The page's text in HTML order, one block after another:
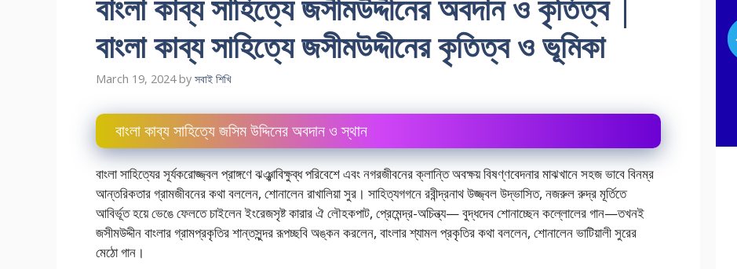
বাংলা কাব্য সাহিত্যে জসীমউদ্দীনের কৃতিত্ব ও ভূমিকা
March 19, 2024 by সবাই শিখি
বাংলা কাব্য সাহিত্যে জসিম উদ্দিনের অবদান ও স্থান
বাংলা সাহিত্যের সূর্যকরোজ্জ্বল প্রাঙ্গণে ঝঞ্ঝাবিক্ষুব্ধ পরিবেশে এবং নগরজীবনের ক্লান্তি অবক্ষয় বিষণ্ণবেদনার মাঝখানে সহজ ভাবে বিনম্র
আন্তরিকতার গ্রামজীবনের কথা বললেন, শোনালেন রাখালিয়া সুর। সাহিত্যগগনে রবীন্দ্রনাথ উজ্জ্বল উদ্ভাসিত, নজরুল রুদ্র মূর্তিতে
আবির্ভূত হয়ে ভেঙে ফেলতে চাইলেন ইংরেজসৃষ্ট কারার ঐ লৌহকপাট, প্রেমেন্দ্র-অচিন্ত্য— বুদ্ধদেব শোনাচ্ছেন কল্লোলের গান—তখনই
জসীমউদ্দীন বাংলার গ্রামপ্রকৃতির শান্তসুন্দর রূপচ্ছবি অঙ্কন করলেন, বাংলার শ্যামল প্রকৃতির কথা বললেন, শোনালেন ভাটিয়ালী সুরের
মেঠো গান।